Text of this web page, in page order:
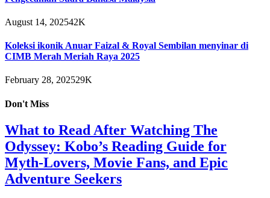
August 14, 202542K
Koleksi ikonik Anuar Faizal & Royal Sembilan menyinar di
CIMB Merah Meriah Raya 2025
February 28, 202529K
Don't Miss
What to Read After Watching The
Odyssey: Kobo’s Reading Guide for
Myth-Lovers, Movie Fans, and Epic
Adventure Seekers